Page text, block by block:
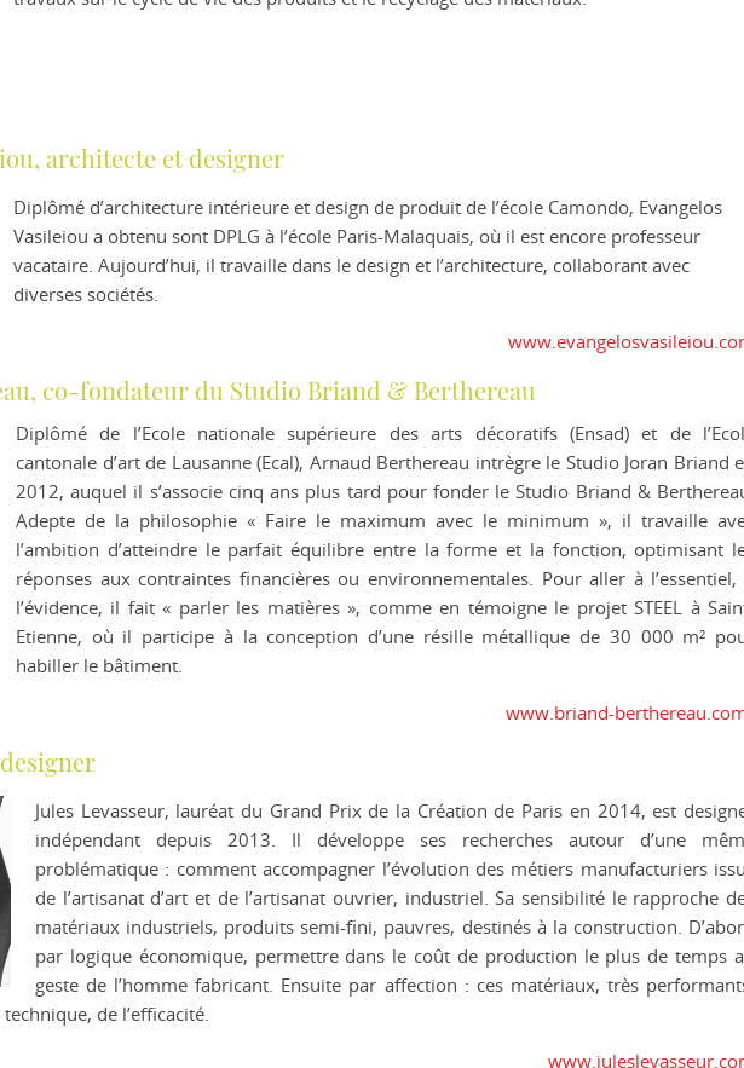
architecte et designer
Diplômé d’architecture intérieure et design de produit de l’école Camondo, Evangelos
Vasileiou a obtenu sont DPLG à l’école Paris-Malaquais, où il est encore professeur
vacataire. Aujourd’hui, il travaille dans le design et l’architecture, collaborant avec
diverses sociétés.
co-fondateur du Studio Briand & Berthereau
Diplômé de l’Ecole nationale supérieure des arts décoratifs (Ensad) et de
cantonale d’art de Lausanne (Ecal), Arnaud Berthereau intrègre le Studio Joran Briand
2012, auquel il s’associe cinq ans plus tard pour fonder le Studio Briand &
Adepte de la philosophie « Faire le maximum avec le minimum », il travaille
l’ambition d’atteindre le parfait équilibre entre la forme et la fonction, optimisant
réponses aux contraintes financières ou environnementales. Pour aller à l’essentiel,
l’évidence, il fait « parler les matières », comme en témoigne le projet STEEL à
Etienne, où il participe à la conception d’une résille métallique de 30 000 m²
habiller le bâtiment.
www.briand-
Jules Levasseur, lauréat du Grand Prix de la Création de Paris en 2014, est
indépendant depuis 2013. Il développe ses recherches autour d’une
problématique : comment accompagner l’évolution des métiers manufacturiers
de l’artisanat d’art et de l’artisanat ouvrier, industriel. Sa sensibilité le rapproche
matériaux industriels, produits semi-fini, pauvres, destinés à la construction.
par logique économique, permettre dans le coût de production le plus de temps
geste de l’homme fabricant. Ensuite par affection : ces matériaux, très
de l’efficacité.